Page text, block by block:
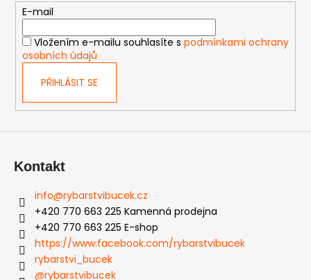
E-mail
Vložením e-mailu souhlasíte s podmínkami ochrany
osobních údajů
PŘIHLÁSIT SE
Kontakt
info@rybarstvibucek.cz
+420 770 663 225 Kamenná prodejna
+420 770 663 225 E-shop
https://www.facebook.com/rybarstvibucek
rybarstvi_bucek
@rybarstvibucek